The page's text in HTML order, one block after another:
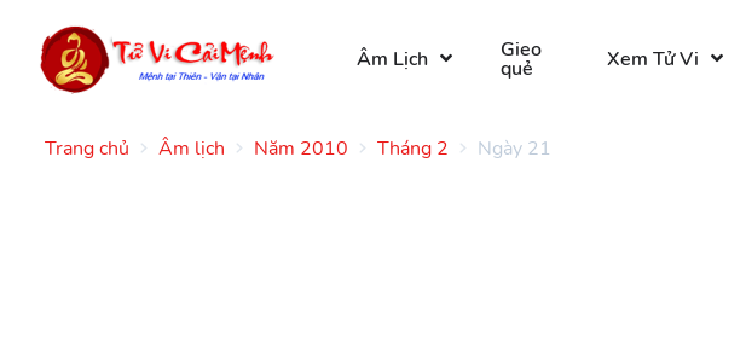
Âm Lịch Gieo
quẻ Xem Tử Vi
Trang chủ Âm lịch Năm 2010 Tháng 2 Ngày 21